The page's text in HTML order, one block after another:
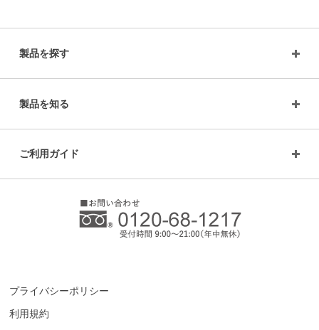
製品を探す
製品を知る
ご利用ガイド
プライバシーポリシー
利用規約